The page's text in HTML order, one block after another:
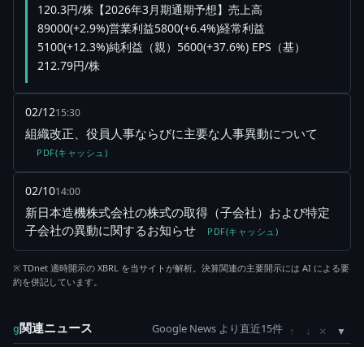
120.3円/株【2026年3月期通期予想】売上高
89000(+2.9%)営業利益5800(+6.4%)経常利益
5100(+12.3%)純利益（親）5600(+37.6%) EPS（基）
212.79円/株
02/1215:30
組織改正、役員人事ならびに主要な人事異動について
PDF(キャッシュ)
02/1014:00
新日本造機株式会社の株式の取得（子会社）および特定
子会社の異動に関するお知らせ
PDF(キャッシュ)
※ TDnet 適時開示の XBRL を当サイトが解析。決算関連の主要開示には AI による要
約を併記しています。
g関連ニュース Google News より直近15件 ↑ ↓ ×